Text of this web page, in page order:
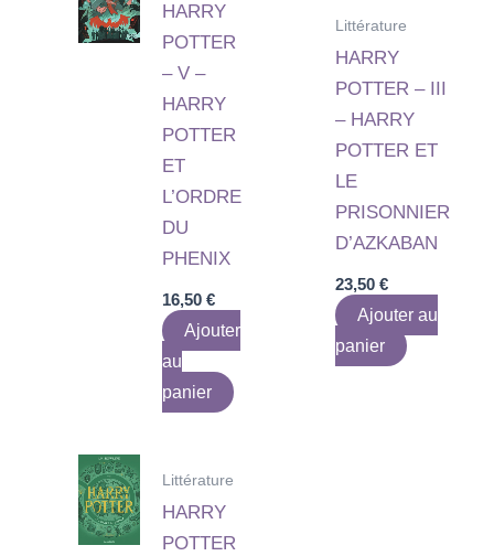
HARRY
POTTER
– V –
HARRY
POTTER
ET
L’ORDRE
DU
PHENIX
16,50€
Ajouter
au
panier
Littérature
HARRY
POTTER – III
– HARRY
POTTER ET
LE
PRISONNIER
D’AZKABAN
23,50 €
Ajouter au
panier
Littérature
HARRY
POTTER